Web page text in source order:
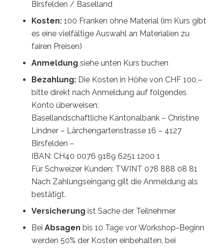
Birsfelden / Baselland
Kosten: 100 Franken ohne Material (im Kurs gibt
es eine vielfältige Auswahl an Materialien zu
fairen Preisen)
Anmeldung siehe unten Kurs buchen
Bezahlung: Die Kosten in Höhe von CHF 100,–
bitte direkt nach Anmeldung auf folgendes
Konto überweisen:
Basellandschaftliche Kantonalbank – Christine
Lindner – Lärchengartenstrasse 16 – 4127
Birsfelden –
IBAN: CH40 0076 9189 6251 1200 1
Für Schweizer Kunden: TWINT 078 888 08 81
Nach Zahlungseingang gilt die Anmeldung als
bestätigt.
Versicherung ist Sache der Teilnehmer
Bei Absagen bis 10 Tage vor Workshop-Beginn
werden 50% der Kosten einbehalten, bei